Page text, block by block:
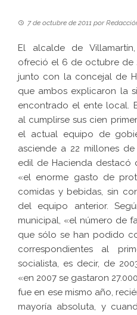
7 de octubre de 2011 por
El alcalde de
ofreció el 6 de octubre de
junto con la concejal de
que ambos explicaron la
encontrado el ente local.
al cumplirse sus cien
el actual equipo de
asciende a 22 millones
edil de Hacienda destacó
«el enorme gasto de
comidas y bebidas, sin
del equipo anterior.
municipal, «el número de
que sólo se han podido
correspondientes al
socialista, es decir, de
«en 2007 se gastaron
fue en ese mismo año,
mayoría absoluta, y